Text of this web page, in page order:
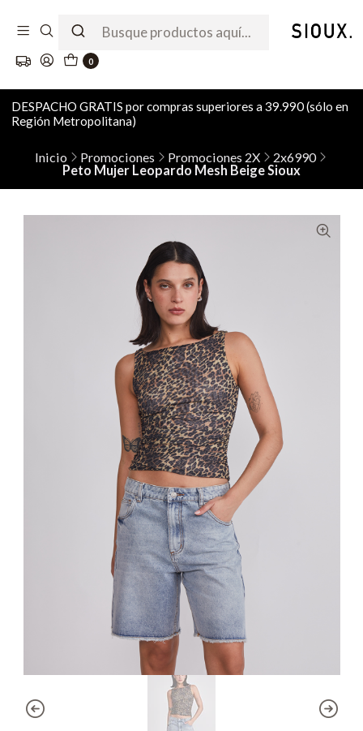
0
DESPACHO GRATIS por compras superiores a 39.990 (sólo en
Región Metropolitana)
Inicio Promociones Promociones 2X
2x6990
Peto Mujer Leopardo Mesh Beige Sioux